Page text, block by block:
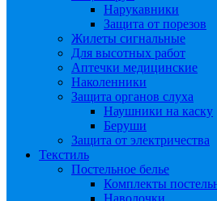
Нарукавники
Защита от порезов
Жилеты сигнальные
Для высотных работ
Аптечки медицинские
Наколенники
Защита органов слуха
Наушники на каску
Беруши
Защита от электричества
Текстиль
Постельное белье
Комплекты
Наволочки